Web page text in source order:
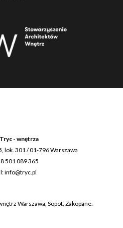
- wnętrza
lok. 301 /01-796Warszawa
501 089 365
info@tryc.pl
Warszawa, Sopot, Zakopane.